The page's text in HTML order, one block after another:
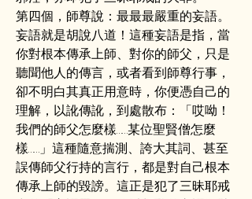
第四個，師尊說：最最最嚴重的妄語。
妄語就是胡說八道！這種妄語是指，當
你對根本傳承上師、對你的師父，只是
聽聞他人的傳言，或者看到師尊行事，
卻不明白其真正用意時，你便憑自己的
理解，以訛傳訛，到處散布：「哎呦！
我們的師父怎麼樣……某位聖賢僧怎麼
樣……」這種隨意揣測、誇大其詞、甚至
誤傳師父行持的言行，都是對自己根本
傳承上師的毀謗。這正是犯了三昧耶戒